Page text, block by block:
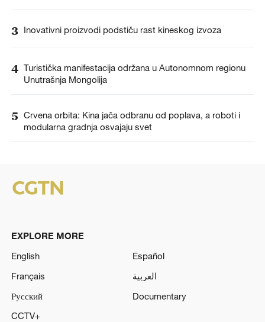
3 Inovativni proizvodi podstiču rast kineskog izvoza
4 Turistička manifestacija održana u Autonomnom regionu
Unutrašnja Mongolija
5 Crvena orbita: Kina jača odbranu od poplava, a roboti i
modularna gradnja osvajaju svet
EXPLORE MORE
English
Español
Français
العربية
Русский
Documentary
CCTV+